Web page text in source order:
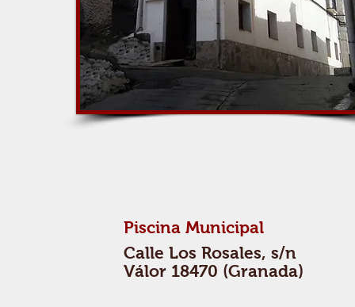
Piscina Municipal
Calle Los Rosales, s/n
Válor 18470 (Granada)